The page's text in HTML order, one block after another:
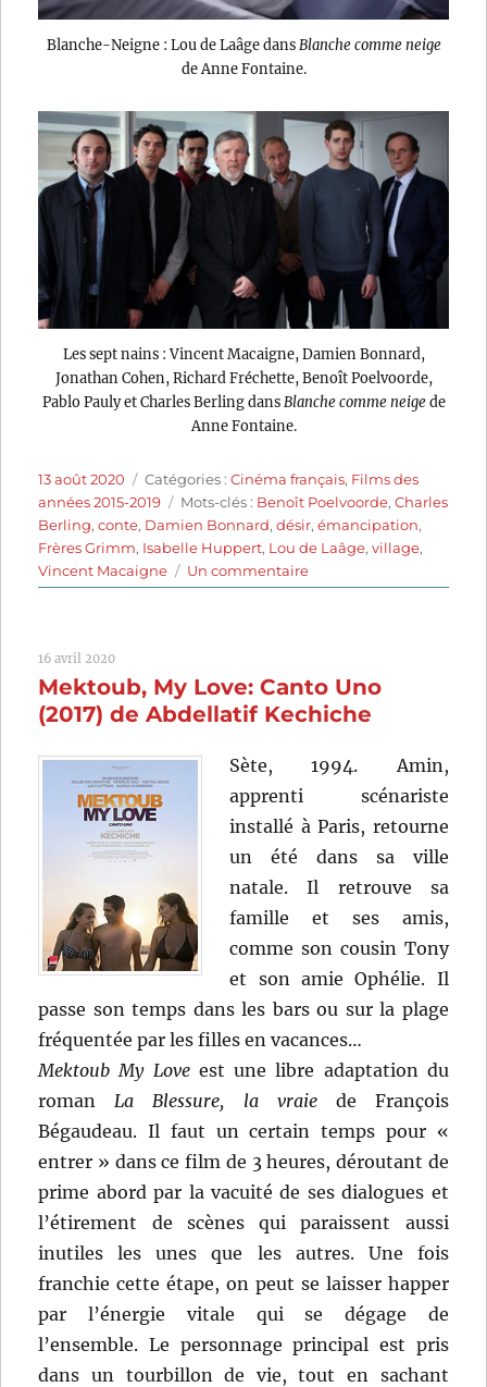
Blanche-Neigne : Lou de Laâge dans Blanche comme neige
de Anne Fontaine.
Les sept nains : Vincent Macaigne, Damien Bonnard,
Jonathan Cohen, Richard Fréchette, Benoît Poelvoorde,
Pablo Pauly et Charles Berling dansBlanche comme neigede
Anne Fontaine.
Publié
le
13 août 2020 Catégories
Catégories :Cinéma français, Films des
années 2015-2019
Étiquettes
Mots-clés : Benoît Poelvoorde,Charles
Berling,conte, Damien Bonnard,désir,émancipation,
Frères Grimm, Isabelle Huppert, Lou de Laâge,village,
Vincent Macaigne
Un commentairesur
Blanche
de
Anne
16 avril 2020
Mektoub, My Love: Canto Uno
(2017) de Abdellatif Kechiche
Sète, 1994. Amin,
apprenti scénariste
installé à Paris, retourne
un été dans sa ville
natale. Il retrouve sa
famille et ses amis,
comme son cousin Tony
et son amie Ophélie. Il
passe son temps dans les bars ou sur la plage
fréquentée par les filles en vacances…
Mektoub My Loveest une libre adaptation du
roman La Blessure, la vraiede François
Bégaudeau. Il faut un certain temps pour «
entrer » dans ce film de 3 heures, déroutant de
prime abord par la vacuité de ses dialogues et
l’étirement de scènes qui paraissent aussi
inutiles les unes que les autres. Une fois
franchie cette étape, on peut se laisser happer
par l’énergie vitale qui se dégage de
l’ensemble. Le personnage principal est pris
dans un tourbillon de vie, tout en sachant